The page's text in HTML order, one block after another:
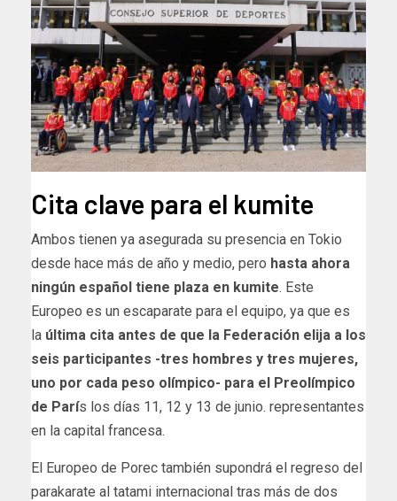
Cita clave para el kumite
Ambos tienen ya asegurada su presencia en Tokio
desde hace más de año y medio, pero hasta ahora
ningún español tiene plaza en kumite. Este
Europeo es un escaparate para el equipo, ya que es
la última cita antes de que la Federación elija a los
seis participantes -tres hombres y tres mujeres,
uno por cada peso olímpico- para el Preolímpico
de París los días 11, 12 y 13 de junio. representantes
en la capital francesa.
El Europeo de Porec también supondrá el regreso del
parakarate al tatami internacional tras más de dos